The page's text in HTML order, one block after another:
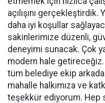
açılışını gerçekleştirdik.
daha iyi koşullar
sakinlerimize düzenli,
deneyimi sunacak. Çok
modern hale
tüm belediye ekip
mahalle halkımıza ve
teşekkür ediyorum. Hep